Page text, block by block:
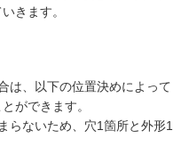
きます。
は、以下の位置決めによって
ができます。
らないため、穴1箇所と外形1